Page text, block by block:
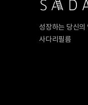
성장하는 당신의
사다리필름